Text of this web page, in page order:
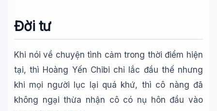
Đời tư
Khi nói về chuyện tình cảm trong thời điểm hiện
tại, thì Hoàng Yến Chibi chỉ lắc đầu thế nhưng
khi mọi người lục lại quá khứ, thì cô nàng đã
không ngại thừa nhận cô có nụ hôn đầu vào